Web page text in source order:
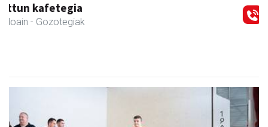
Urrats inprimategia
Andoain - Inprimategiak